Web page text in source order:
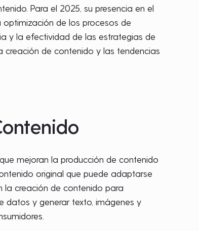
Para el 2025, su presencia en el
de los procesos de
y la efectividad de las estrategias de
de contenido y las tendencias
mejoran la producción de contenido
original que puede adaptarse
la creación de contenido para
datos y generar texto, imágenes y